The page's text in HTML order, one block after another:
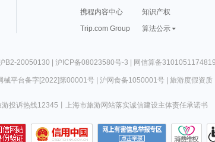
携程内容中心
知识产权
Trip.com Group
算法公示
B2-20050130 | 沪ICP备08023580号-3 | 网信算备
械平台备字[2022]第00001号| 沪网食备1050001号| 旅游度假资质|
游投诉热线12345 上海市旅游网站落实诚信建设主体责任承诺书